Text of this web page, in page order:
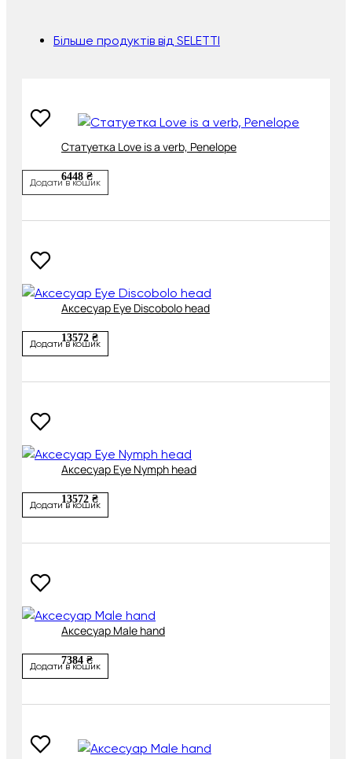
Більше продуктів від SELETTI
Cтатуетка Love is a verb, Penelope
6448 ₴
Додати в кошик
Аксесуар Eye Discobolo head
13572 ₴
Додати в кошик
Аксесуар Eye Nymph head
13572 ₴
Додати в кошик
Аксесуар Male hand
7384 ₴
Додати в кошик